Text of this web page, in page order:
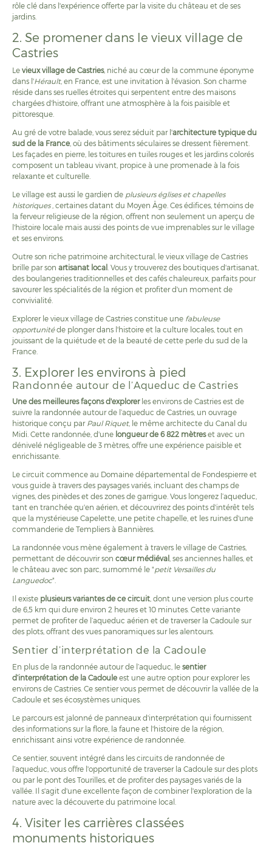
rôle clé dans l'expérience offerte par la visite du château et de ses
jardins.
2. Se promener dans le vieux village de
Castries
Le vieux village de Castries, niché au cœur de la commune éponyme
dans l'Hérault, en France, est une invitation à l'évasion. Son charme
réside dans ses ruelles étroites qui serpentent entre des maisons
chargées d'histoire, offrant une atmosphère à la fois paisible et
pittoresque.
Au gré de votre balade, vous serez séduit par l'architecture typique du
sud de la France, où des bâtiments séculaires se dressent fièrement.
Les façades en pierre, les toitures en tuiles rouges et les jardins colorés
composent un tableau vivant, propice à une promenade à la fois
relaxante et culturelle.
Le village est aussi le gardien de plusieurs églises et chapelles
historiques, certaines datant du Moyen Âge. Ces édifices, témoins de
la ferveur religieuse de la région, offrent non seulement un aperçu de
l'histoire locale mais aussi des points de vue imprenables sur le village
et ses environs.
Outre son riche patrimoine architectural, le vieux village de Castries
brille par son artisanat local . Vous y trouverez des boutiques d'artisanat,
des boulangeries traditionnelles et des cafés chaleureux, parfaits pour
savourer les spécialités de la région et profiter d'un moment de
convivialité.
Explorer le vieux village de Castries constitue une fabuleuse
opportunitéde plonger dans l'histoire et la culture locales, tout en
jouissant de la quiétude et de la beauté de cette perle du sud de la
France.
3. Explorer les environs à pied
Randonnée autour de l’Aqueduc de Castries
Une des meilleures façons d'explorerles environs de Castries est de
suivre la randonnée autour de l’aqueduc de Castries, un ouvrage
historique conçu par Paul Riquet, le même architecte du Canal du
Midi. Cette randonnée, d'une longueur de 6 822 mètreset avec un
dénivelé négligeable de 3 mètres, offre une expérience paisible et
enrichissante.
Le circuit commence au Domaine départemental de Fondespierre et
vous guide à travers des paysages variés, incluant des champs de
vignes, des pinèdes et des zones de garrigue. Vous longerez l’aqueduc,
tant en tranchée qu'en aérien, et découvrirez des points d'intérêt tels
que la mystérieuse Capelette, une petite chapelle, et les ruines d'une
commanderie de Templiers à Bannières.
La randonnée vous mène également à travers le village de Castries,
permettant de découvrir son cœur médiéval , ses anciennes halles, et
le château avec son parc, surnommé le "petit Versailles du
Languedoc".
Il existe plusieurs variantes de ce circuit, dont une version plus courte
de 6,5 km qui dure environ 2 heures et 10 minutes. Cette variante
permet de profiter de l’aqueduc aérien et de traverser la Cadoule sur
des plots, offrant des vues panoramiques sur les alentours.
Sentier d’interprétation de la Cadoule
En plus de la randonnée autour de l’aqueduc, le sentier
d’interprétation de la Cadoule est une autre option pour explorer les
environs de Castries. Ce sentier vous permet de découvrir la vallée de la
Cadoule et ses écosystèmes uniques.
Le parcours est jalonné de panneaux d'interprétation qui fournissent
des informations sur la flore, la faune et l'histoire de la région,
enrichissant ainsi votre expérience de randonnée.
Ce sentier, souvent intégré dans les circuits de randonnée de
l’aqueduc, vous offre l'opportunité de traverser la Cadoule sur des plots
ou par le pont des Tourilles, et de profiter des paysages variés de la
vallée. Il s'agit d'une excellente façon de combiner l'exploration de la
nature avec la découverte du patrimoine local.
4. Visiter les carrières classées
monuments historiques